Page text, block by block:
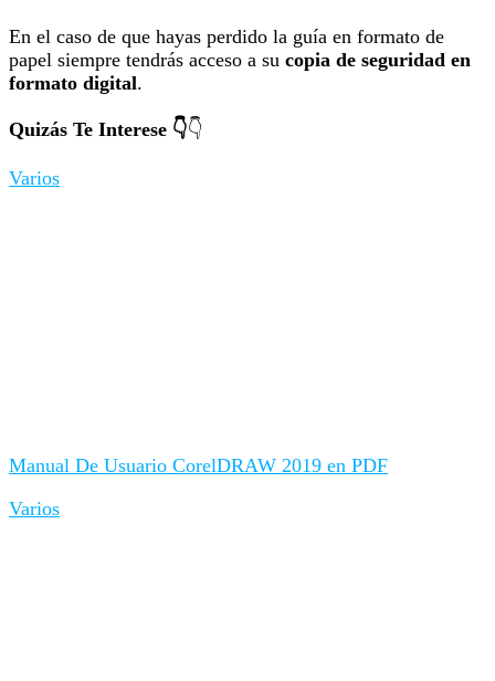
En el caso de que hayas perdido la guía en formato de
papel siempre tendrás acceso a su copia de seguridad en
formato digital.
Quizás Te Interese 👇👇
Varios
Manual De Usuario CorelDRAW 2019 en PDF
Varios